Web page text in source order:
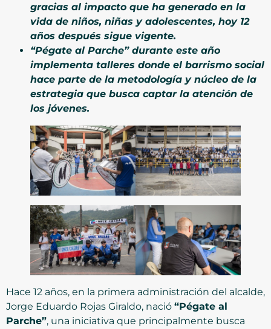
gracias al impacto que ha generado en la
vida de niños, niñas y adolescentes, hoy 12
años después sigue vigente.
“Pégate al Parche” durante este año
implementa talleres donde el barrismo social
hace parte de la metodología y núcleo de la
estrategia que busca captar la atención de
los jóvenes.
Hace 12 años, en la primera administración del alcalde,
Jorge Eduardo Rojas Giraldo, nació “Pégate al
Parche”, una iniciativa que principalmente busca